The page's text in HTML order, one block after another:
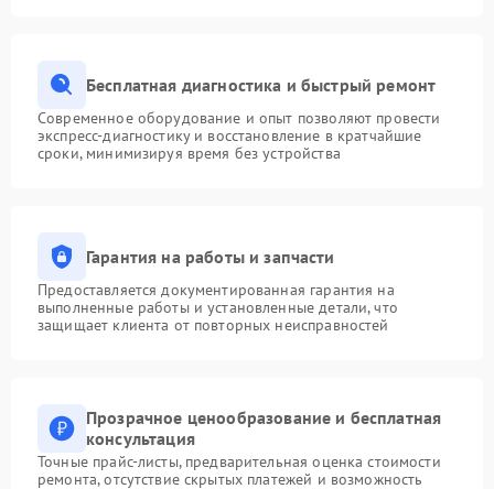
Бесплатная диагностика и быстрый ремонт
Современное оборудование и опыт позволяют провести
экспресс-диагностику и восстановление в кратчайшие
сроки, минимизируя время без устройства
Гарантия на работы и запчасти
Предоставляется документированная гарантия на
выполненные работы и установленные детали, что
защищает клиента от повторных неисправностей
Прозрачное ценообразование и бесплатная
консультация
Точные прайс-листы, предварительная оценка стоимости
ремонта, отсутствие скрытых платежей и возможность